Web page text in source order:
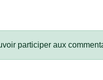
participer aux